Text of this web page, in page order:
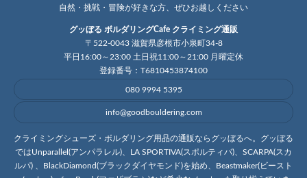
自然・挑戦・冒険が好きな方、ぜひお越しください
グッぼる ボルダリングCafe クライミング通販
〒522-0043 滋賀県彦根市小泉町34-8
平日16:00～23:00 土日祝11:00～21:00 月曜定休
登録番号：T6810453874100
080 9994 5395
info@goodbouldering.com
クライミングシューズ・ボルダリング用品の通販ならグッぼるへ。グッぼる
ではUnparallel(アンパラレル)、LA SPORTIVA(スポルティバ)、SCARPA(スカ
ルパ) 、BlackDiamond(ブラックダイヤモンド)を始め、Beastmaker(ビースト